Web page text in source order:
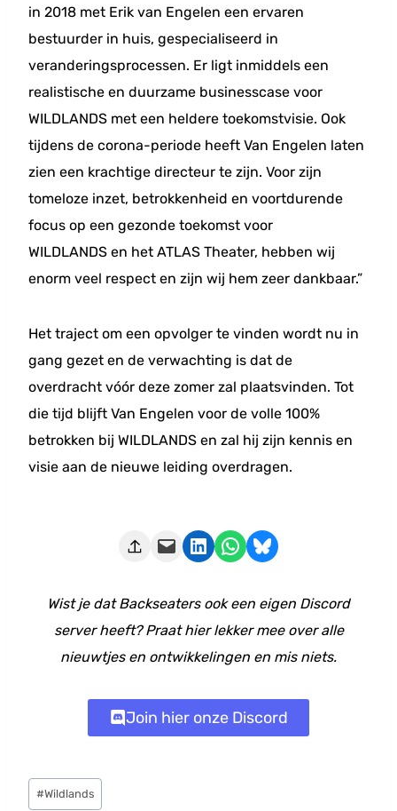
in 2018 met Erik van Engelen een ervaren
bestuurder in huis, gespecialiseerd in
veranderingsprocessen. Er ligt inmiddels een
realistische en duurzame businesscase voor
WILDLANDS met een heldere toekomstvisie. Ook
tijdens de corona-periode heeft Van Engelen laten
zien een krachtige directeur te zijn. Voor zijn
tomeloze inzet, betrokkenheid en voortdurende
focus op een gezonde toekomst voor
WILDLANDS en het ATLAS Theater, hebben wij
enorm veel respect en zijn wij hem zeer dankbaar.”
Het traject om een opvolger te vinden wordt nu in
gang gezet en de verwachting is dat de
overdracht vóór deze zomer zal plaatsvinden. Tot
die tijd blijft Van Engelen voor de volle 100%
betrokken bij WILDLANDS en zal hij zijn kennis en
visie aan de nieuwe leiding overdragen.
Deze pagina e-mailen Delen op LinkedIn Delen via WhatsApp Share on Bluesky
Wist je dat Backseaters ook een eigen Discord
server heeft? Praat hier lekker mee over alle
nieuwtjes en ontwikkelingen en mis niets.
Join hier onze Discord
Bericht
#Wildlands